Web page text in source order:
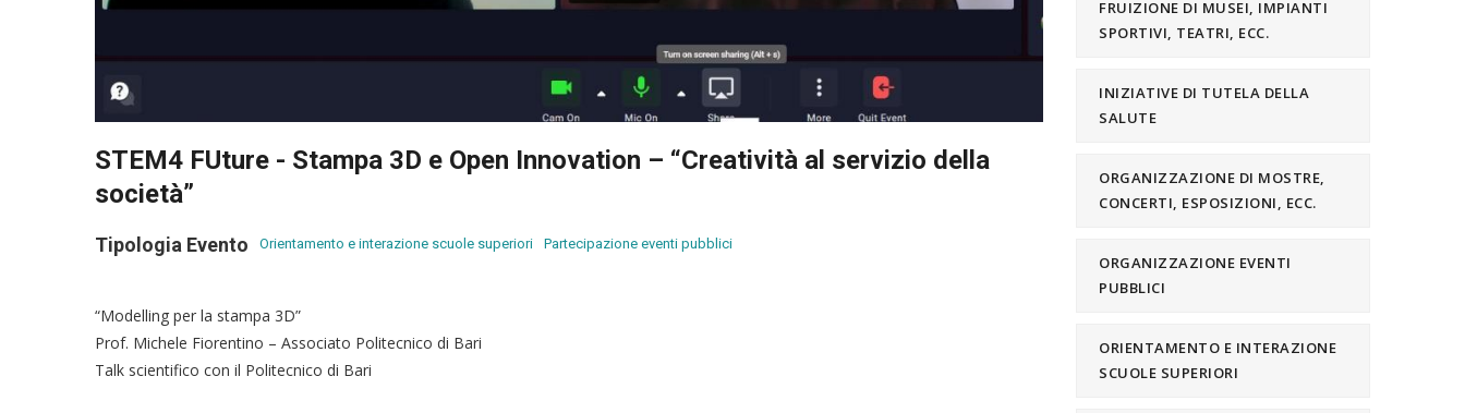
STEM4 FUture - Stampa 3D e Open Innovation – “Creatività al servizio della
società”
Tipologia Evento Orientamento e interazione scuole superiori Partecipazione eventi pubblici
“Modelling per la stampa 3D”
Prof. Michele Fiorentino – Associato Politecnico di Bari
Talk scientifico con il Politecnico di Bari
FRUIZIONE DI MUSEI, IMPIANTI
SPORTIVI, TEATRI, ECC.
INIZIATIVE DI TUTELA DELLA
SALUTE
ORGANIZZAZIONE DI MOSTRE,
CONCERTI, ESPOSIZIONI, ECC.
ORGANIZZAZIONE EVENTI
PUBBLICI
ORIENTAMENTO E INTERAZIONE
SCUOLE SUPERIORI